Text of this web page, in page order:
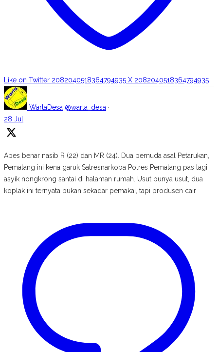
Like on Twitter 2082040518364794935 X 2082040518364794935
WartaDesa @warta_desa ·
28 Jul
Apes benar nasib R (22) dan MR (24). Dua pemuda asal Petarukan,
Pemalang ini kena garuk Satresnarkoba Polres Pemalang pas lagi
asyik nongkrong santai di halaman rumah. Usut punya usut, dua
koplak ini ternyata bukan sekadar pemakai, tapi produsen cair